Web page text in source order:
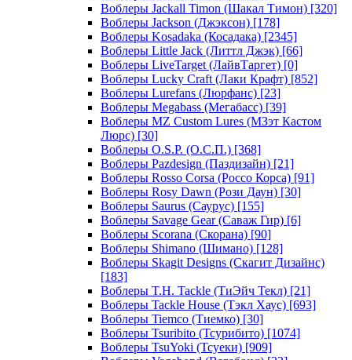
Воблеры Jackall Timon (Шакал Тимон) [320]
Воблеры Jackson (Джэксон) [178]
Воблеры Kosadaka (Косадака) [2345]
Воблеры Little Jack (Литтл Джэк) [66]
Воблеры LiveTarget (ЛайвТаргет) [0]
Воблеры Lucky Craft (Лаки Крафт) [852]
Воблеры Lurefans (Люрфанс) [23]
Воблеры Megabass (Мегабасс) [39]
Воблеры MZ Custom Lures (МЗэт Кастом
Люрс) [30]
Воблеры O.S.P. (О.С.П.) [368]
Воблеры Pazdesign (Паздизайн) [21]
Воблеры Rosso Corsa (Россо Корса) [91]
Воблеры Rosy Dawn (Рози Даун) [30]
Воблеры Saurus (Саурус) [155]
Воблеры Savage Gear (Саваж Гир) [6]
Воблеры Scorana (Скорана) [90]
Воблеры Shimano (Шимано) [128]
Воблеры Skagit Designs (Скагит Дизайнс)
[183]
Воблеры T.H. Tackle (ТиЭйч Текл) [21]
Воблеры Tackle House (Тэкл Хаус) [693]
Воблеры Tiemco (Тиемко) [30]
Воблеры Tsuribito (Тсурибито) [1074]
Воблеры TsuYoki (Тсуеки) [909]